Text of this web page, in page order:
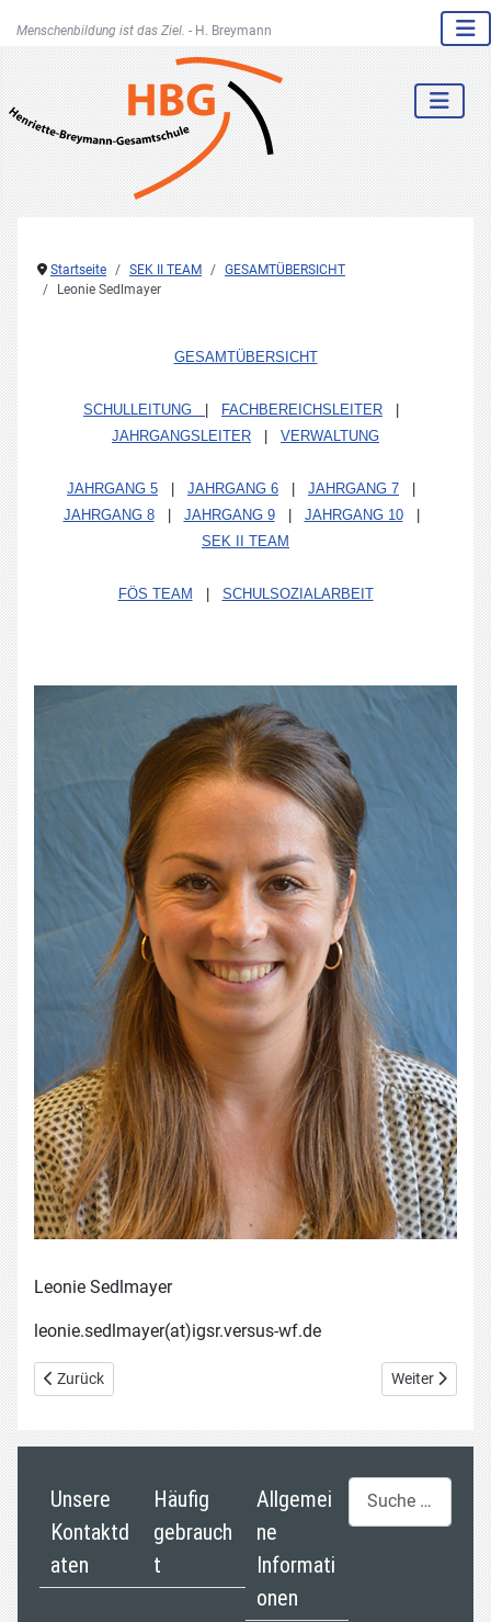
Menschenbildung ist das Ziel. - H. Breymann
Startseite SEK II TEAM
GESAMTÜBERSICHT
Leonie Sedlmayer
GESAMTÜBERSICHT
SCHULLEITUNG FACHBEREICHSLEITER
JAHRGANGSLEITER
VERWALTUNG
JAHRGANG 5 JAHRGANG 6 JAHRGANG 7
JAHRGANG 8| JAHRGANG 9| JAHRGANG 10|
SEK II TEAM
FÖS TEAM SCHULSOZIALARBEIT
Leonie Sedlmayer
leonie.sedlmayer(at)igsr.versus-wf.de
Vorheriger Beitrag: Sara Charusta-Hoffmann
Zurück Nächster
Weiter
Unsere
Kontaktd
aten
Häufig
gebrauch
t
Allgemei
ne
Informati
onen
Suchen